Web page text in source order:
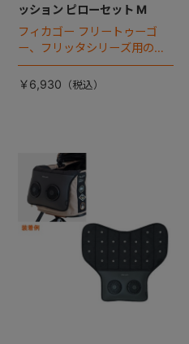
ッション ピローセット M
フィカゴー フリートゥーゴ
ー、フリッタシリーズ用のペ
ットカートマット登場！
￥6,930